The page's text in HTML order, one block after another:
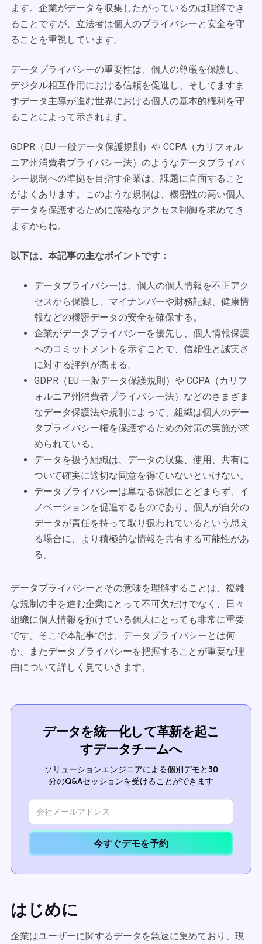
ます。企業がデータを収集したがっているのは理解でき
ることですが、立法者は個人のプライバシーと安全を守
ることを重視しています。
データプライバシーの重要性は、個人の尊厳を保護し、
デジタル相互作用における信頼を促進し、そしてますま
すデータ主導が進む世界における個人の基本的権利を守
ることによって示されます。
GDPR（EU 一般データ保護規則）や CCPA（カリフォル
ニア州消費者プライバシー法）のようなデータプライバ
シー規制への準拠を目指す企業は、課題に直面すること
がよくあります。このような規制は、機密性の高い個人
データを保護するために厳格なアクセス制御を求めてき
ますからね。
以下は、本記事の主なポイントです：
データプライバシーは、個人の個人情報を不正アク
セスから保護し、マイナンバーや財務記録、健康情
報などの機密データの安全を確保する。
企業がデータプライバシーを優先し、個人情報保護
へのコミットメントを示すことで、信頼性と誠実さ
に対する評判が高まる。
GDPR（EU 一般データ保護規則）や CCPA（カリフ
ォルニア州消費者プライバシー法）などのさまざま
なデータ保護法や規制によって、組織は個人のデー
タプライバシー権を保護するための対策の実施が求
められている。
データを扱う組織は、データの収集、使用、共有に
ついて確実に適切な同意を得ていないといけない。
データプライバシーは単なる保護にとどまらず、イ
ノベーションを促進するものであり、個人が自分の
データが責任を持って取り扱われているという思え
る場合に、より積極的な情報を共有する可能性があ
る。
データプライバシーとその意味を理解することは、複雑
な規制の中を進む企業にとって不可欠だけでなく、日々
組織に個人情報を預けている個人にとっても非常に重要
です。そこで本記事では、データプライバシーとは何
か、またデータプライバシーを把握することが重要な理
由について詳しく見ていきます。
データを統一化して革新を起こ
すデータチームへ
ソリューションエンジニアによる個別デモと30
分のQ&Aセッションを受けることができます
今すぐデモを予約
はじめに
企業はユーザーに関するデータを急速に集めており、現